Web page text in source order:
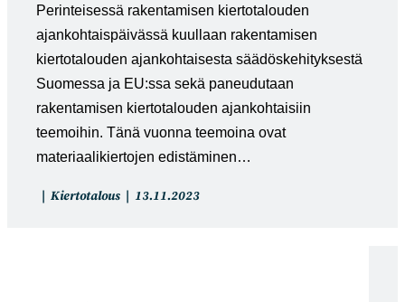
Perinteisessä rakentamisen kiertotalouden
ajankohtaispäivässä kuullaan rakentamisen
kiertotalouden ajankohtaisesta säädöskehityksestä
Suomessa ja EU:ssa sekä paneudutaan
rakentamisen kiertotalouden ajankohtaisiin
teemoihin. Tänä vuonna teemoina ovat
materiaalikiertojen edistäminen…
Artikkelin
Kiertotalous
Artikkeli
13.11.2023